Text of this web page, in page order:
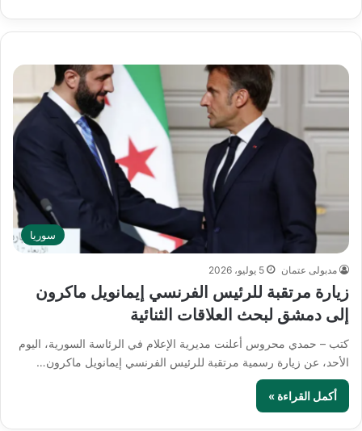
سوريا
مدبولى عتمان 5 يوليو، 2026
زيارة مرتقبة للرئيس الفرنسي إيمانويل ماكرون
إلى دمشق لبحث العلاقات الثنائية
كتب – حمدي محروس أعلنت مديرية الإعلام في الرئاسة السورية، اليوم
الأحد، عن زيارة رسمية مرتقبة للرئيس الفرنسي إيمانويل ماكرون…
أكمل القراءة »